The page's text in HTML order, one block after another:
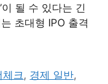
이 될 수 있다는 긴
초대형 IPO 출격
체크 , 경제 일반,